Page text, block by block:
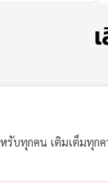
บทุกคน เติมเต็มทุกค